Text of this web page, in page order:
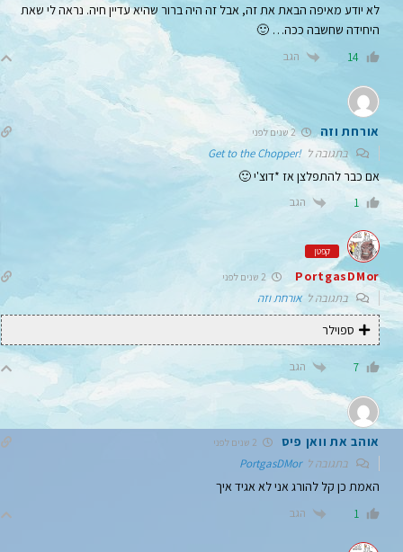
לא יודע מאיפה הבאת את זה, אבל זה היה ברור שהיא עדיין חיה. נראה לי שאת
היחידה שחשבה ככה… 🙂
14 הגב
אורחת וזה 2 שנים לפני
בתגובה ל!Get to the Chopper
אם כבר להתפלצן אז *דוצ'י 🙂
1 הגב
קפטן
PortgasDMor 2 שנים לפני
בתגובה לאורחת וזה
ספוילר
7 הגב
אוהב את וואן פיס
בתגובה לPortgasDMor
האמת כן קל להורג אני לא אגיד איך
1 הגב